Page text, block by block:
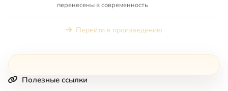
перенесены в современность
Перейти к произведению
Полезные ссылки